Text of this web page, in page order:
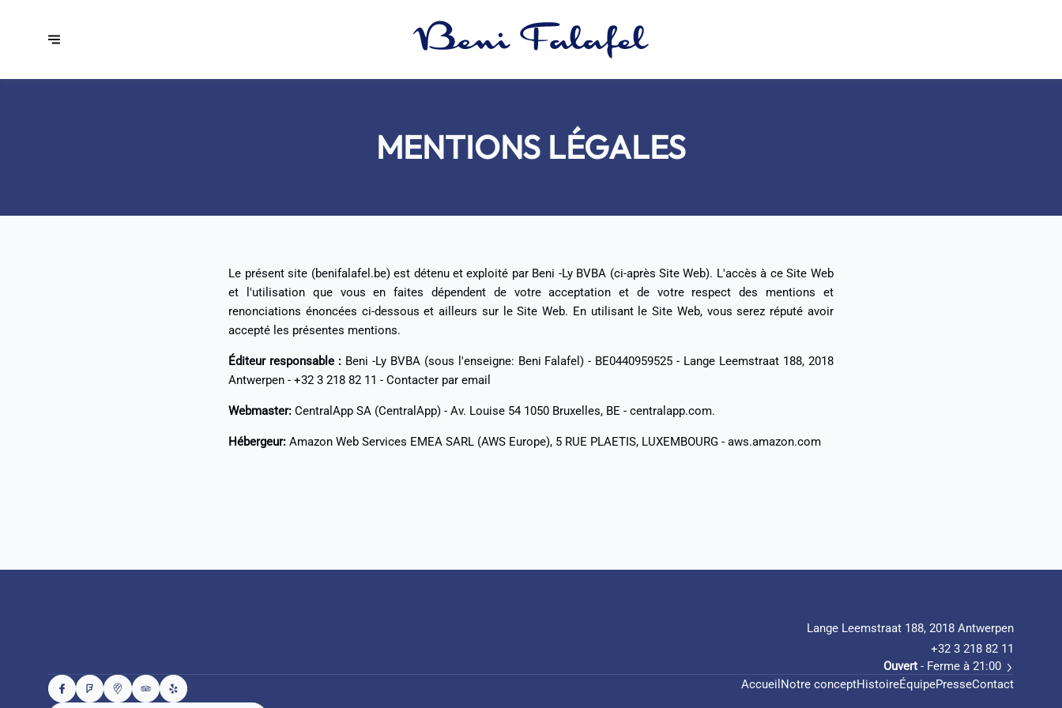
MENTIONS LÉGALES
Le présent site (benifalafel.be) est détenu et exploité par Beni -Ly BVBA (ci-après Site Web). L'accès à ce Site Web
et l'utilisation que vous en faites dépendent de votre acceptation et de votre respect des mentions et
renonciations énoncées ci-dessous et ailleurs sur le Site Web. En utilisant le Site Web, vous serez réputé avoir
accepté les présentes mentions.
Éditeur responsable : Beni -Ly BVBA (sous l'enseigne: Beni Falafel) - BE0440959525 - Lange Leemstraat 188, 2018
Antwerpen - +32 3 218 82 11 -Contacter par email
Webmaster:CentralApp SA (CentralApp) - Av. Louise 54 1050 Bruxelles, BE - centralapp.com.
Hébergeur:Amazon Web Services EMEA SARL (AWS Europe), 5 RUE PLAETIS, LUXEMBOURG - aws.amazon.com
Lange Leemstraat 188, 2018 Antwerpen
+32 3 218 82 11
Ouvert- Ferme à 21:00
Accueil Notre conceptHistoireÉquipePresseContact